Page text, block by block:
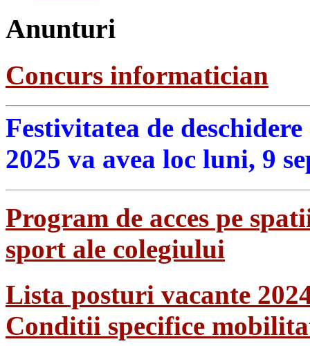
Anunturi
Concurs informatician
Festivitatea de
2025 va avea loc luni, 9
Program de acces pe
sport ale colegiului
Lista posturi vacante
Conditii specifice